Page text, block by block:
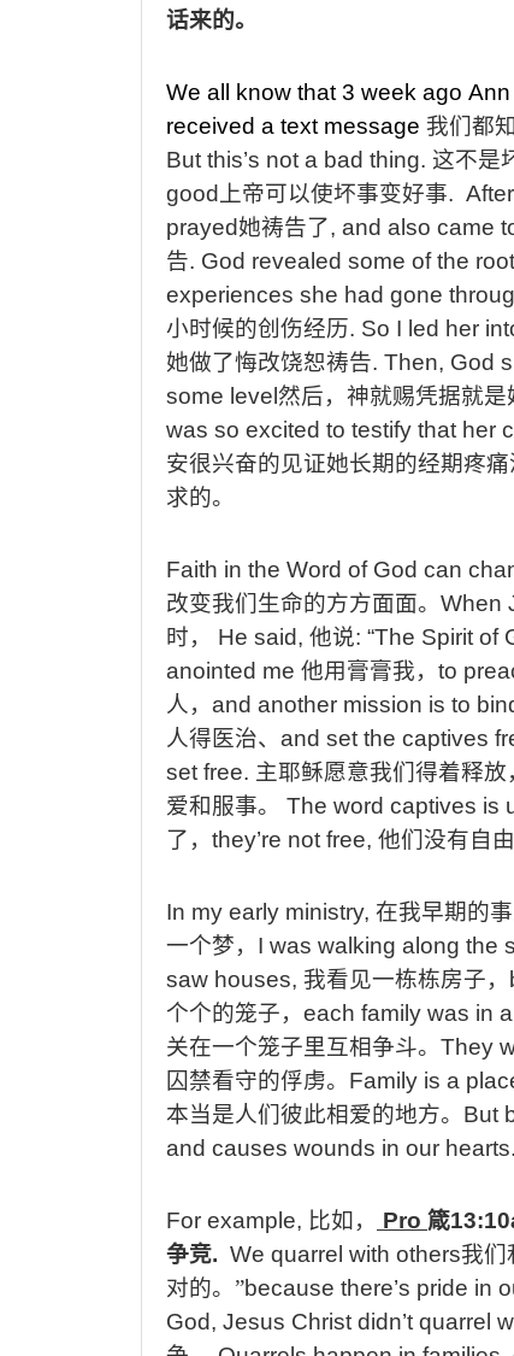
话来的。
We all know that 3 week ago
received a text message 我们都
But this’s not a bad thing. 这不是
good 上帝可以使坏事变好事.
prayed她祷告了, and also came
告. God revealed some of the
experiences she had gone
小时候的创伤经历. So I led her
她做了悔改饶恕祷告. Then, God
some level 然后，神就赐凭据就
was so excited to testify that her
安很兴奋的见证她长期的经期疼痛
求的。
Faith in the Word of God can
改变我们生命的方方面面。 When
时，
He said, 他说: “The Spirit of
anointed me 他用膏膏我， to
人， and another mission is to
人得医治、 and set the captives
set free. 主耶稣愿意我们得着释放
爱和服事。
The word captives is
了， they’re not free, 他们没有自由
In my early ministry, 在我早期的事
一个梦， I was walking along the
saw houses, 我看见一栋栋房子，
个个的笼子， each family was in
关在一个笼子里互相争斗。 They
囚禁看守的俘虏。 Family is a
本当是人们彼此相爱的地方。 But
and causes wounds in our hearts.
For example, 比如， Pro 箴
争竞. We quarrel with others我们
对的。”because there’s pride in
God, Jesus Christ didn’t quarrel